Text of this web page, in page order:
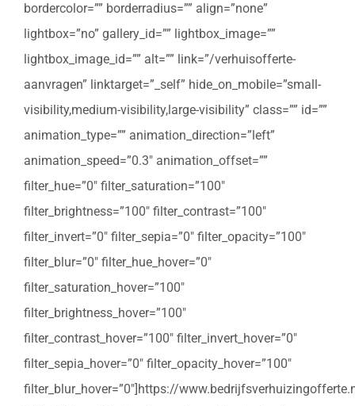
bordercolor=”” borderradius=”” align=”none”
lightbox=”no” gallery_id=”” lightbox_image=””
lightbox_image_id=”” alt=”” link=”/verhuisofferte-
aanvragen” linktarget=”_self” hide_on_mobile=”small-
visibility,medium-visibility,large-visibility” class=”” id=””
animation_type=”” animation_direction=”left”
animation_speed=”0.3″ animation_offset=””
filter_hue=”0″ filter_saturation=”100″
filter_brightness=”100″ filter_contrast=”100″
filter_invert=”0″ filter_sepia=”0″ filter_opacity=”100″
filter_blur=”0″ filter_hue_hover=”0″
filter_saturation_hover=”100″
filter_brightness_hover=”100″
filter_contrast_hover=”100″ filter_invert_hover=”0″
filter_sepia_hover=”0″ filter_opacity_hover=”100″
filter_blur_hover=”0″]https://